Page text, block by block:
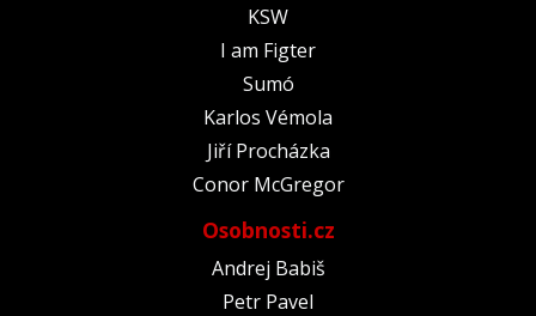
KSW
I am Figter
Sumó
Karlos Vémola
Jiří Procházka
Conor McGregor
Osobnosti.cz
Andrej Babiš
Petr Pavel